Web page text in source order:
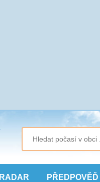
RADAR PŘEDPOVĚĎ